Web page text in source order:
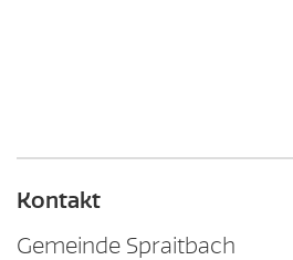
Kontakt
Gemeinde Spraitbach